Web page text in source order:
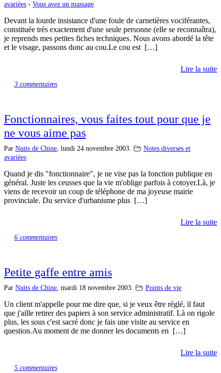
avariées › Vous avez un massage
Devant la lourde insistance d'une foule de carnetières vociférantes,
constituée très exactement d'une seule personne (elle se reconnaîtra),
je reprends mes petites fiches techniques. Nous avons abordé la tête
et le visage, passons donc au cou.Le cou est […]
Lire la suite
3 commentaires
Fonctionnaires, vous faites tout pour que je
ne vous aime pas
Par Nuits de Chine, lundi 24 novembre 2003.
Notes diverses et
avariées
Quand je dis "fonctionnaire", je ne vise pas la fonction publique en
général. Juste les ceusses que la vie m'oblige parfois à cotoyer.Là, je
viens de recevoir un coup de téléphone de ma joyeuse mairie
provinciale. Du service d'urbanisme plus […]
Lire la suite
6 commentaires
Petite gaffe entre amis
Par Nuits de Chine, mardi 18 novembre 2003. Points de vie
Un client m'appelle pour me dire que, si je veux être réglé, il faut
que j'aille retirer des papiers à son service administratif. Là on rigole
plus, les sous c'est sacré donc je fais une visite au service en
question.Au moment de me donner les documents en […]
Lire la suite
5 commentaires